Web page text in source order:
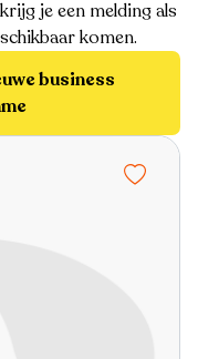
je een melding als
komen.
business